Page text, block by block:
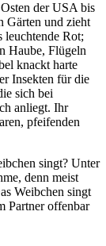
der USA bis
Gärten und zieht
leuchtende Rot;
Haube, Flügeln
knackt harte
Insekten für die
sich bei
anliegt. Ihr
pfeifenden
singt? Unter
denn meist
Weibchen singt
Partner offenbar